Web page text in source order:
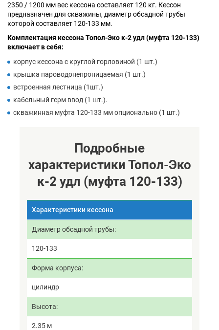
2350 / 1200 мм вес кессона составляет 120 кг. Кессон
предназначен для скважины, диаметр обсадной трубы
которой составляет 120-133 мм.
Комплектация кессона Топол-Эко к-2 удл (муфта 120-133)
включает в себя:
корпус кессона с круглой горловиной (1 шт.)
крышка пароводонепроницаемая (1 шт.)
встроенная лестница (1шт.)
кабельный герм ввод (1 шт.).
скважинная муфта 120-133 мм опционально (1 шт.)
Подробные
характеристики Топол-Эко
к-2 удл (муфта 120-133)
Характеристики кессона
Диаметр обсадной трубы
120-133
Форма корпуса
цилиндр
Высота
2.35 м